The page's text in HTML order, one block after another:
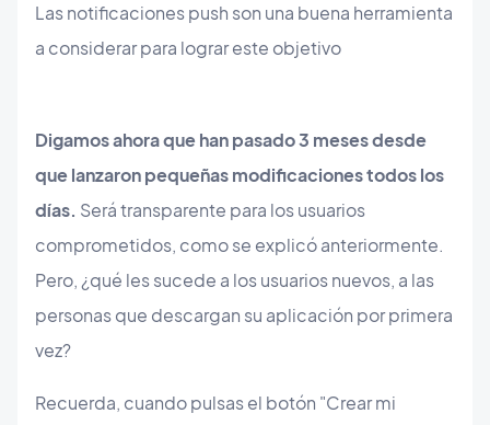
Las notificaciones push son una buena herramienta
a considerar para lograr este objetivo
Digamos ahora que han pasado 3 meses desde
que lanzaron pequeñas modificaciones todos los
días. Será transparente para los usuarios
comprometidos, como se explicó anteriormente.
Pero, ¿qué les sucede a los usuarios nuevos, a las
personas que descargan su aplicación por primera
vez?
Recuerda, cuando pulsas el botón "Crear mi